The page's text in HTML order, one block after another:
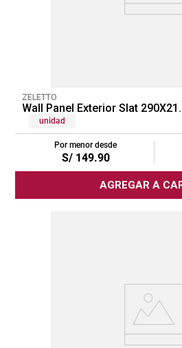
ZELETTO
Wall Panel Exterior Slat
unidad
Por menor desde
S/ 149.90
AGREGAR A